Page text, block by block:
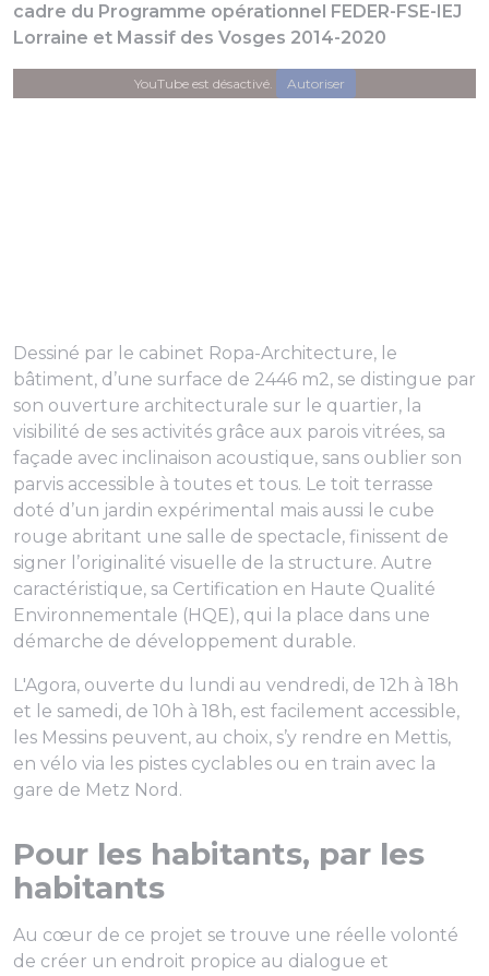
cadre du Programme opérationnel FEDER-FSE-IEJ
Lorraine et Massif des Vosges 2014-2020
YouTube est désactivé. Autoriser
Dessiné par le cabinet Ropa-Architecture, le
bâtiment, d’une surface de 2446 m2, se distingue par
son ouverture architecturale sur le quartier, la
visibilité de ses activités grâce aux parois vitrées, sa
façade avec inclinaison acoustique, sans oublier son
parvis accessible à toutes et tous. Le toit terrasse
doté d’un jardin expérimental mais aussi le cube
rouge abritant une salle de spectacle, finissent de
signer l’originalité visuelle de la structure. Autre
caractéristique, sa Certification en Haute Qualité
Environnementale (HQE), qui la place dans une
démarche de développement durable.
L'Agora, ouverte du lundi au vendredi, de 12h à 18h
et le samedi, de 10h à 18h, est facilement accessible,
les Messins peuvent, au choix, s’y rendre en Mettis,
en vélo via les pistes cyclables ou en train avec la
gare de Metz Nord.
Pour les habitants, par les
habitants
Au cœur de ce projet se trouve une réelle volonté
de créer un endroit propice au dialogue et